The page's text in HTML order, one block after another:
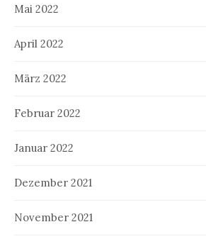
Mai 2022
April 2022
März 2022
Februar 2022
Januar 2022
Dezember 2021
November 2021